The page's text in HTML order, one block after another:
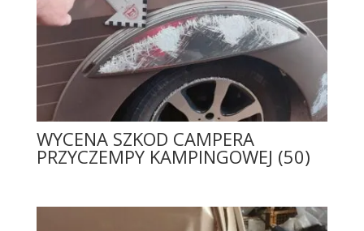
WYCENA SZKOD CAMPERA
PRZYCZEMPY KAMPINGOWEJ (50)